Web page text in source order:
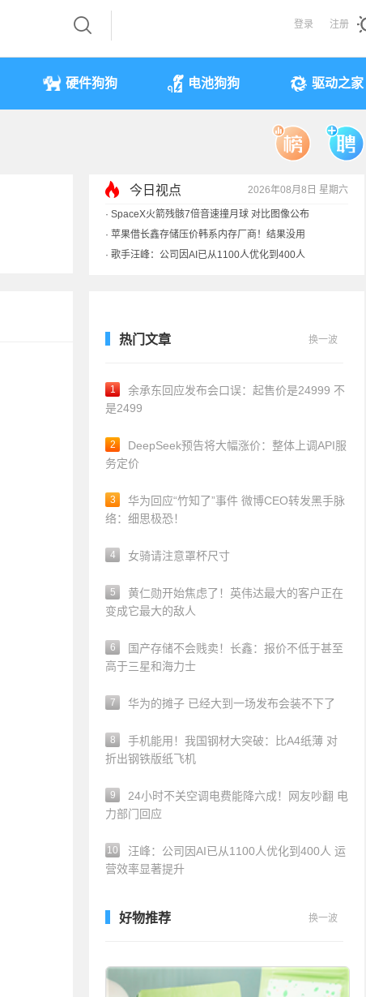
登录 注册
硬件狗狗 电池狗狗 驱动之家
今日视点 2026年08月8日 星期六
· SpaceX火箭残骸7倍音速撞月球 对比图像公布
· 苹果借长鑫存储压价韩系内存厂商！结果没用
· 歌手汪峰：公司因AI已从1100人优化到400人
热门文章 换一波
1
余承东回应发布会口误：起售价是24999 不
是2499
2
DeepSeek预告将大幅涨价：整体上调API服
务定价
3
华为回应“竹知了”事件 微博CEO转发黑手脉
络：细思极恐！
4 女骑请注意罩杯尺寸
5
黄仁勋开始焦虑了！英伟达最大的客户正在
变成它最大的敌人
6
国产存储不会贱卖！长鑫：报价不低于甚至
高于三星和海力士
7 华为的摊子 已经大到一场发布会装不下了
8
手机能用！我国钢材大突破：比A4纸薄 对
折出钢铁版纸飞机
9
24小时不关空调电费能降六成！网友吵翻 电
力部门回应
10
汪峰：公司因AI已从1100人优化到400人 运
营效率显著提升
好物推荐 换一波